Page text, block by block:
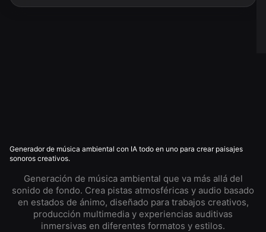
Generador de música ambiental con IA todo en uno para crear paisajes
sonoros creativos.
Generación de música ambiental que va más allá del
sonido de fondo. Crea pistas atmosféricas y audio basado
en estados de ánimo, diseñado para trabajos creativos,
producción multimedia y experiencias auditivas
inmersivas en diferentes formatos y estilos.